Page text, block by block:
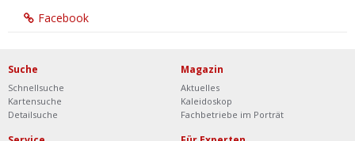
Facebook
Suche
Schnellsuche
Kartensuche
Detailsuche
Magazin
Aktuelles
Kaleidoskop
Fachbetriebe im Porträt